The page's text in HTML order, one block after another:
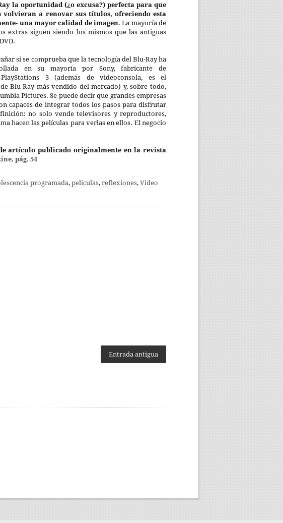
la oportunidad (¿o excusa?) perfecta para que
volvieran a renovar sus títulos, ofreciendo esta
una mayor calidad de imagen. La mayoría de
extras siguen siendo los mismos que las antiguas
si se comprueba que la tecnología del Blu-Ray ha
en su mayoría por Sony, fabricante de
3 (además de videoconsola, es el
Blu-Ray más vendido del mercado) y, sobre todo,
Pictures. Se puede decir que grandes empresas
capaces de integrar todos los pasos para disfrutar
no solo vende televisores y reproductores,
hacen las películas para verlas en ellos. El negocio
artículo publicado originalmente en la revista
pág. 54
programada, peliculas, reflexiones, Video
Entrada antigua